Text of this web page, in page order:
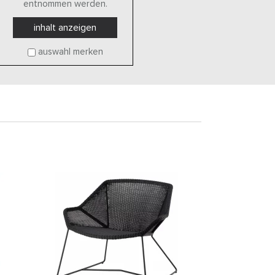
entnommen werden.
inhalt anzeigen
auswahl merken